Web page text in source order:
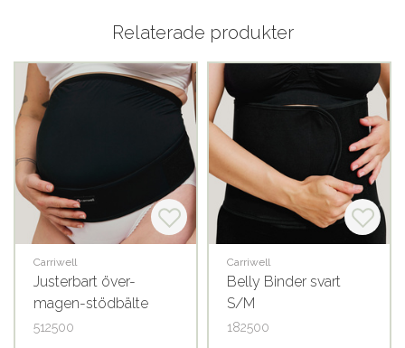
Relaterade produkter
Carriwell
Justerbart över-
magen-stödbälte
svart S/M
512500
Carriwell
Belly Binder svart
S/M
182500